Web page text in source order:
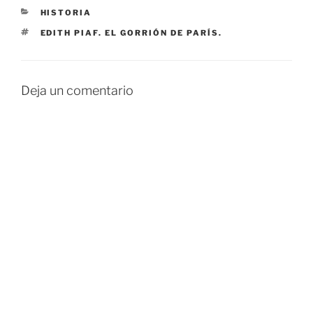
CATEGORÍAS
HISTORIA
ETIQUETAS
EDITH PIAF. EL GORRIÓN DE PARÍS.
Deja un comentario